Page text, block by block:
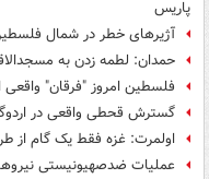
پاریس
آژیرهای خطر در شمال
حمدان: لطمه زدن به
فلسطین امروز "فرقان"
گسترش قحطی واقعی در
اولمرت: غزه فقط یک گام از
عملیات ضدصهیونیستی